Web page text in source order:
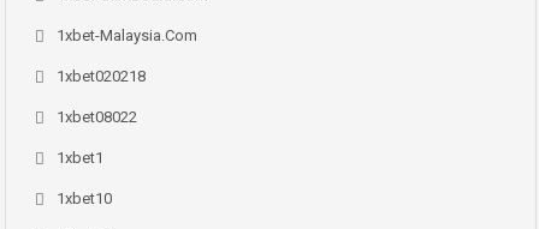
1xbet-Malaysia.com
1xbet020218
1xbet08022
1xbet1
1xbet10